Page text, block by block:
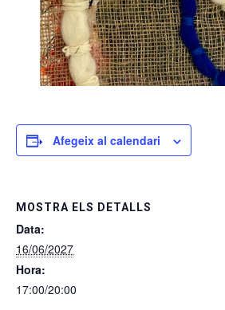
Afegeix al calendari
MOSTRA ELS DETALLS
Data:
16/06/2027
Hora:
17:00/20:00